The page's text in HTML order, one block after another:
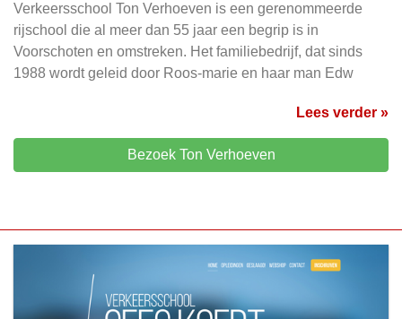
Verkeersschool Ton Verhoeven is een gerenommeerde
rijschool die al meer dan 55 jaar een begrip is in
Voorschoten en omstreken. Het familiebedrijf, dat sinds
1988 wordt geleid door Roos-marie en haar man Edw
Lees verder »
Bezoek Ton Verhoeven